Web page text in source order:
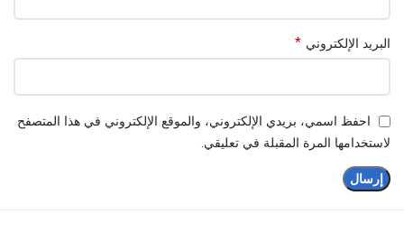
البريد الإلكتروني *
احفظ اسمي، بريدي الإلكتروني، والموقع الإلكتروني في هذا المتصفح
لاستخدامها المرة المقبلة في تعليقي.